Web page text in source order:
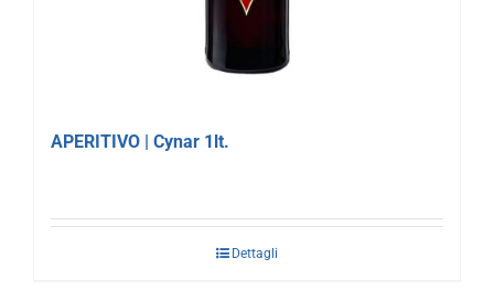
APERITIVO | Cynar 1lt.
Dettagli